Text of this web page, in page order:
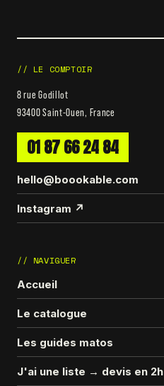
// LE COMPTOIR
8 rue Godillot
93400 Saint-Ouen, France
01 87 66 24 84
hello@boookable.com
Instagram ↗
// NAVIGUER
Accueil
Le catalogue
Les guides matos
J'ai une liste → devis en 2h